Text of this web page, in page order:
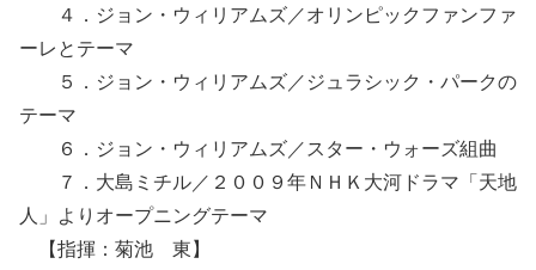
４．ジョン・ウィリアムズ／オリンピックファンファ
ーレとテーマ
５．ジョン・ウィリアムズ／ジュラシック・パークの
テーマ
６．ジョン・ウィリアムズ／スター・ウォーズ組曲
７．大島ミチル／２００９年ＮＨＫ大河ドラマ「天地
人」よりオープニングテーマ
【指揮：菊池 東】